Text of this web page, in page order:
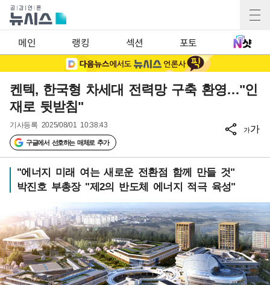
메인 랭킹 섹션 포토
켄텍, 한국형 차세대 전력망 구축 환영…"인
재로 뒷받침"
기사등록 2025/08/01 10:38:43
구글에서 선호하는 매체로 추가
가가
"에너지 미래 여는 새로운 전환점 함께 만들 것"
박진호 부총장 "제2의 반도체 에너지 적극 육성"